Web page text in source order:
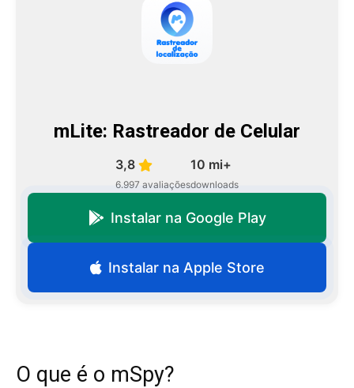
mLite: Rastreador de Celular
3,8
6.997 avaliações
10 mi+
downloads
Instalar na Google Play
Instalar na Apple Store
O que é o mSpy?